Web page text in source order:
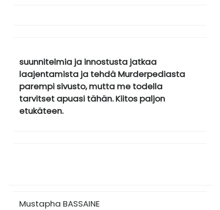
suunnitelmia ja innostusta jatkaa
laajentamista ja tehdä Murderpediasta
parempi sivusto, mutta me todella
tarvitset apuasi tähän. Kiitos paljon
etukäteen.
Mustapha BASSAINE